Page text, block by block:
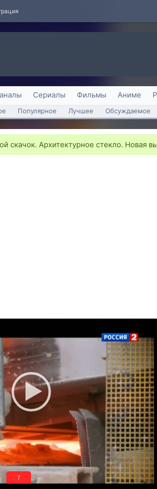
Сериалы Фильмы Аниме
Популярное Лучшее Обсуждаемое
скачок. Архитектурное стекло. Новая
6